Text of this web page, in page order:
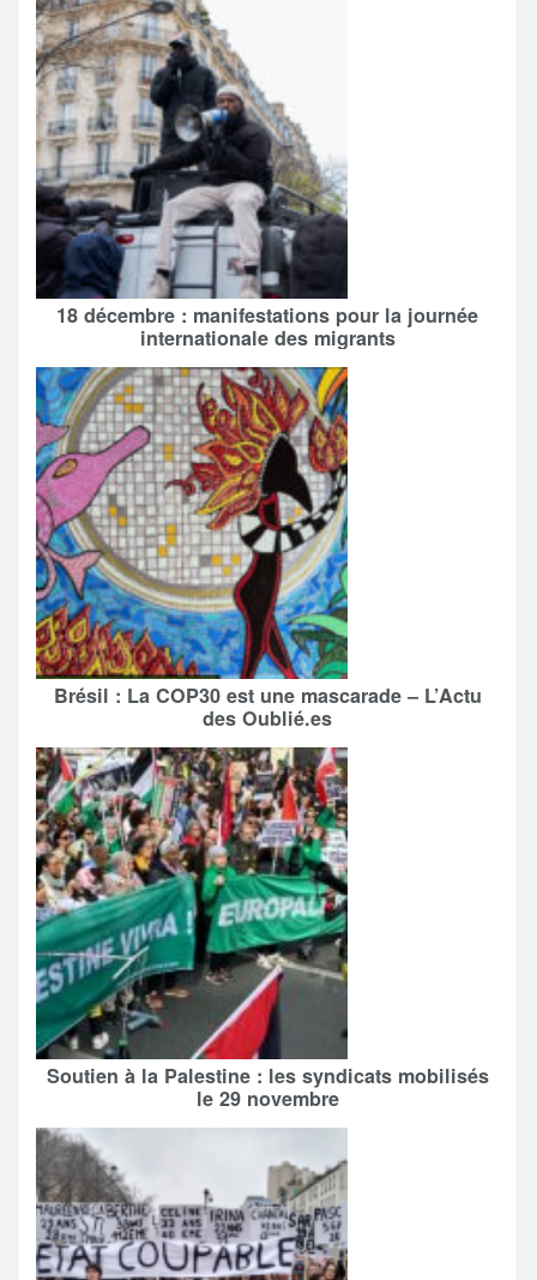
18 décembre : manifestations pour la journée
internationale des migrants
Brésil : La COP30 est une mascarade – L’Actu
des Oublié.es
Soutien à la Palestine : les syndicats mobilisés
le 29 novembre